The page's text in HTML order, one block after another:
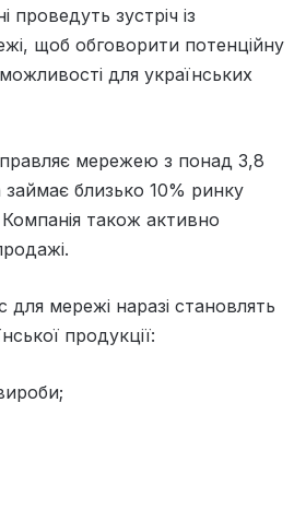
проведуть зустріч із
щоб обговорити потенційну
для українських
мережею з понад 3,8
займає близько 10% ринку
також активно
для мережі наразі становлять
продукції: